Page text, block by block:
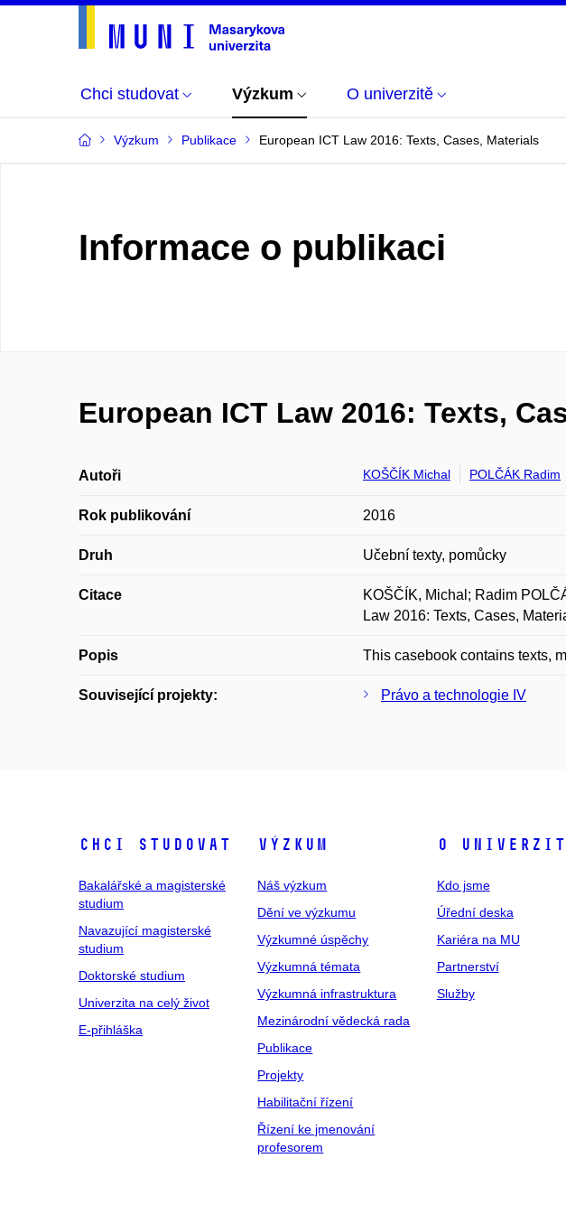
Chci studovat Výzkum O univerzitě
Výzkum Publikace European ICT Law 2016: Texts, Cases, Materials
Informace o publikaci
European ICT Law 2016: Texts,
Autoři KOŠČÍK Michal POLČÁK Radim
Rok publikování 2016
Druh Učební texty, pomůcky
Citace
KOŠČÍK, Michal; Radim
Law 2016: Texts, Cases,
Popis This casebook contains texts,
Související projekty: Právo a technologie IV
Chci studovat
Bakalářské a magisterské
studium
Navazující magisterské
studium
Doktorské studium
Univerzita na celý život
E-přihláška
Výzkum
Náš výzkum
Dění ve výzkumu
Výzkumné úspěchy
Výzkumná témata
Výzkumná infrastruktura
Mezinárodní vědecká rada
Publikace
Projekty
Habilitační řízení
Řízení ke jmenování
profesorem
O
Kdo jsme
Úřední deska
Kariéra na MU
Partnerství
Služby